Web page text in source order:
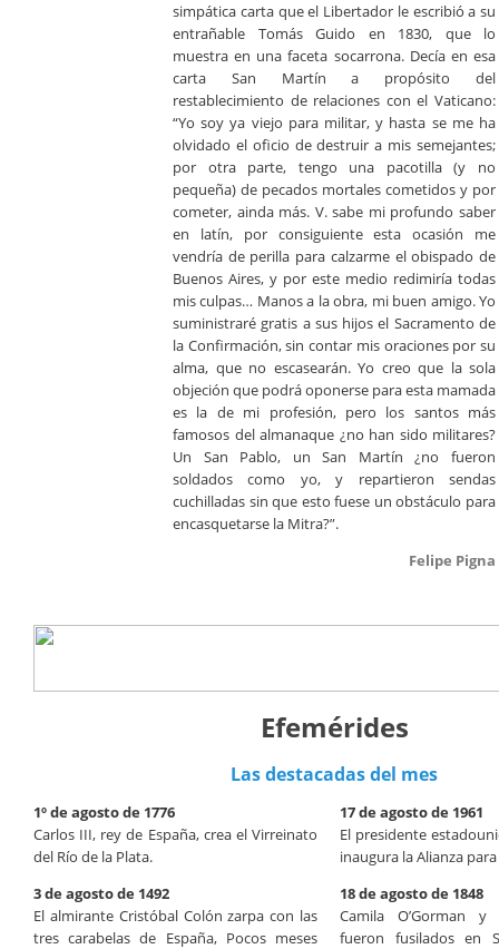
simpática carta que el Libertador le escribió a su
entrañable Tomás Guido en 1830, que lo
muestra en una faceta socarrona. Decía en esa
carta San Martín a propósito del
restablecimiento de relaciones con el Vaticano:
“Yo soy ya viejo para militar, y hasta se me ha
olvidado el oficio de destruir a mis semejantes;
por otra parte, tengo una pacotilla (y no
pequeña) de pecados mortales cometidos y por
cometer, ainda más. V. sabe mi profundo saber
en latín, por consiguiente esta ocasión me
vendría de perilla para calzarme el obispado de
Buenos Aires, y por este medio redimiría todas
mis culpas… Manos a la obra, mi buen amigo. Yo
suministraré gratis a sus hijos el Sacramento de
la Confirmación, sin contar mis oraciones por su
alma, que no escasearán. Yo creo que la sola
objeción que podrá oponerse para esta mamada
es la de mi profesión, pero los santos más
famosos del almanaque ¿no han sido militares?
Un San Pablo, un San Martín ¿no fueron
soldados como yo, y repartieron sendas
cuchilladas sin que esto fuese un obstáculo para
encasquetarse la Mitra?”.
Felipe Pigna
Efemérides
Las destacadas del mes
1º de agosto de 1776
Carlos III, rey de España, crea el Virreinato
del Río de la Plata.
3 de agosto de 1492
El almirante Cristóbal Colón zarpa con las
tres carabelas de España, Pocos meses
17 de agosto de 1961
El presidente
inaugura la Alianza
18 de agosto de 1848
Camila O’Gorman y
fueron fusilados en